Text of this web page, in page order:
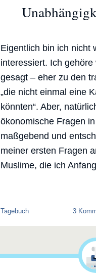
Eigentlich bin ich nicht
interessiert. Ich
gesagt – eher zu den
„die nicht einmal eine
könnten“. Aber,
ökonomische Fragen
maßgebend und
meiner ersten Fragen
Muslime, die ich
Tagebuch 3